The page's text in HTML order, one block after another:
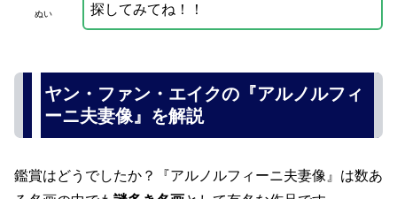
ぬい
探してみてね！！
ヤン・ファン・エイクの『アルノルフィ
ーニ夫妻像』を解説
鑑賞はどうでしたか？『アルノルフィーニ夫妻像』は数あ